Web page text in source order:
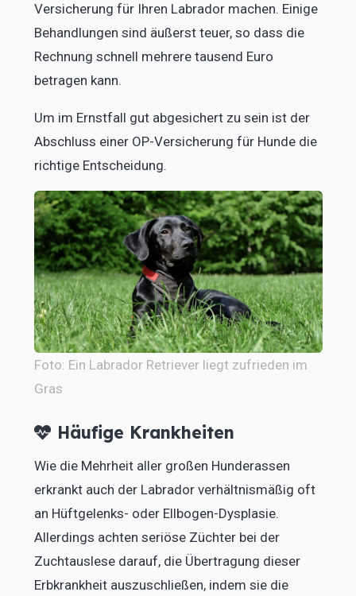
Versicherung für Ihren Labrador machen. Einige
Behandlungen sind äußerst teuer, so dass die
Rechnung schnell mehrere tausend Euro
betragen kann.
Um im Ernstfall gut abgesichert zu sein ist der
Abschluss einer OP-Versicherung für Hunde die
richtige Entscheidung.
Foto: Ein Labrador Retriever liegt zufrieden im
Gras
Häufige Krankheiten
Wie die Mehrheit aller großen Hunderassen
erkrankt auch der Labrador verhältnismäßig oft
an Hüftgelenks- oder Ellbogen-Dysplasie.
Allerdings achten seriöse Züchter bei der
Zuchtauslese darauf, die Übertragung dieser
Erbkrankheit auszuschließen, indem sie die